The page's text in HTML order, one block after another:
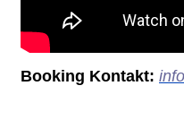
Booking Kontakt: